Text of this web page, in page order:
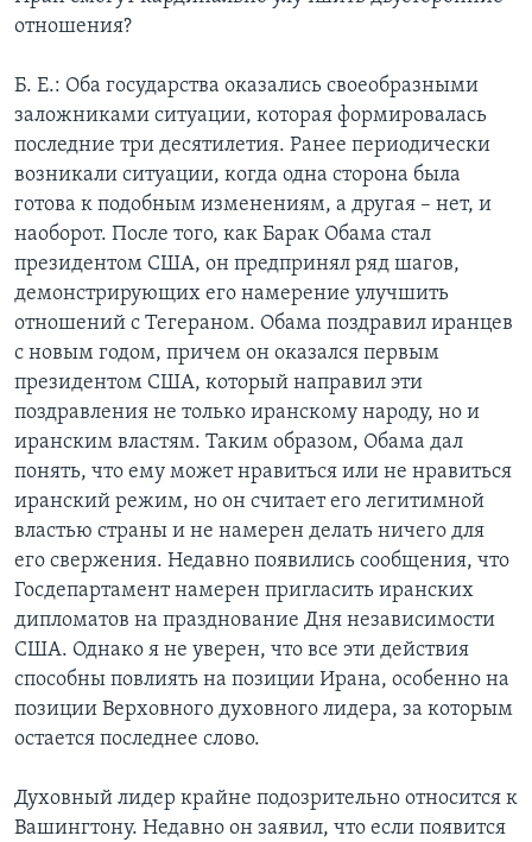
отношения?
Б. Е.: Оба государства оказались своеобразными
заложниками ситуации, которая формировалась
последние три десятилетия. Ранее периодически
возникали ситуации, когда одна сторона была
готова к подобным изменениям, а другая – нет, и
наоборот. После того, как Барак Обама стал
президентом США, он предпринял ряд шагов,
демонстрирующих его намерение улучшить
отношений с Тегераном. Обама поздравил иранцев
с новым годом, причем он оказался первым
президентом США, который направил эти
поздравления не только иранскому народу, но и
иранским властям. Таким образом, Обама дал
понять, что ему может нравиться или не нравиться
иранский режим, но он считает его легитимной
властью страны и не намерен делать ничего для
его свержения. Недавно появились сообщения, что
Госдепартамент намерен пригласить иранских
дипломатов на празднование Дня независимости
США. Однако я не уверен, что все эти действия
способны повлиять на позиции Ирана, особенно на
позиции Верховного духовного лидера, за которым
остается последнее слово.
Духовный лидер крайне подозрительно относится к
Вашингтону. Недавно он заявил, что если появится